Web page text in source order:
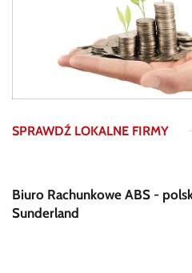
SPRAWDŹ LOKALNE FIRMY
Biuro Rachunkowe ABS -
Sunderland